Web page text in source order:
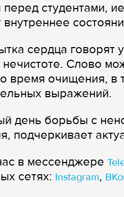
перед студентами,
внутреннее
сердца говорят
Слово
время очищения, в
выражений.
день борьбы с
подчеркивает
в мессенджере
сетях: Instagram,